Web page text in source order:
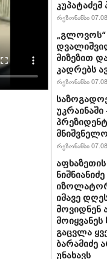
რეზონანსი
„გლოვოს“
მიზეზით
კადრებს
რეზონანსი
რეზონანსი
იმავე
მოვიდნენ
მოიყვანეს
გაცვლა
ბარამიძე
უნახავს